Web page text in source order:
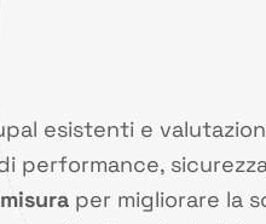
esistenti e
performance,
per migliorare la